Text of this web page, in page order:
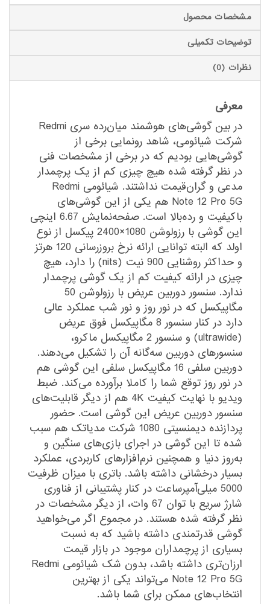
مشخصات محصول
توضیحات تکمیلی
نظرات (0)
معرفی
در بین گوشی‌های هوشمند میان‌رده سری Redmi
شرکت شیائومی، شاهد رونمایی برخی از
گوشی‌هایی بودیم که در برخی از مشخصات فنی
در نظر گرفته شده هیچ چیزی کم از یک پرچمدار
مدعی و گران‌قیمت نداشتند. شیائومی Redmi
Note 12 Pro 5G هم یکی از این گوشی‌های
با‌کیفیت و رده‌بالا است. صفحه‌نمایش 6.67 اینچی
این گوشی با رزولوشن 1080×2400 پیکسل از نوع
اولد که البته توانایی ارائه نرخ بروزرسانی 120 هرتز
و حداکثر روشنایی 900 نیت (nits) را دارد، هیچ
چیزی در ارائه کیفیت کم از یک گوشی پرچمدار
ندارد. سنسور دوربین عریض با رزولوشن 50
مگاپیکسل که در نور روز و نور شب عملکرد عالی
دارد در کنار سنسور 8 مگاپیکسل فوق عریض
(ultrawide) و سنسور 2 مگاپیکسل ماکرو،
سنسور‌های دوربین سه‌گانه آن را تشکیل می‌دهند.
دوربین سلفی 16 مگاپیکسل سلفی این گوشی هم
در نور روز توقع شما را کاملا بر‌آورده می‌کند. ضبط
ویدیو با نهایت کیفیت 4K هم از دیگر قابلیت‌های
سنسور دوربین عریض این گوشی است. حضور
پردازنده دیمنسیتی 1080 شرکت مدیاتک هم سبب
شده تا این گوشی در اجرای بازی‌های سنگین و
به‌روز دنیا و همچنین نرم‌افزار‌های کاربردی، عملکرد
بسیار درخشانی داشته باشد. باتری با میزان ظرفیت
5000 میلی‌آمپر‌ساعت در کنار پشتیبانی از فناوری
شارژ سریع با توان 67 وات، از دیگر مشخصات در
نظر گرفته شده هستند. در مجموع اگر می‌خواهید
گوشی قدرتمندی داشته باشید که به نسبت
بسیاری از پرچمداران موجود در بازار قیمت
ارزان‌تری داشته باشد، بدون شک شیائومی Redmi
Note 12 Pro 5G می‌تواند یکی از بهترین
انتخاب‌های ممکن برای شما باشد.